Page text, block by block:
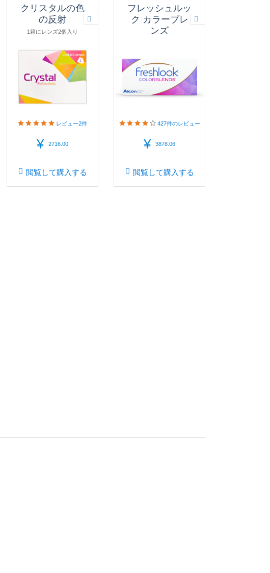
クリスタルの色
の反射
1箱にレンズ2個入り
レビュー2件
¥ 2716.00
閲覧して購入する
フレッシュルッ
ク カラーブレ
ンズ
427件のレビュー
¥ 3878.06
閲覧して購入する